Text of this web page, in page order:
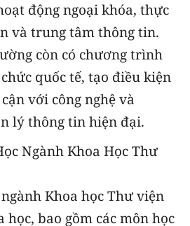
động ngoại khóa, thực
và trung tâm thông tin.
còn có chương trình
quốc tế, tạo điều kiện
với công nghệ và
lý thông tin hiện đại.
Ngành Khoa Học Thư
Khoa học Thư viện
bao gồm các môn học